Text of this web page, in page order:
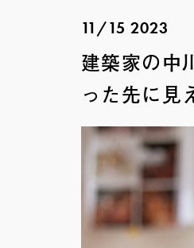
11/15 2023
建築家の中
った先に見